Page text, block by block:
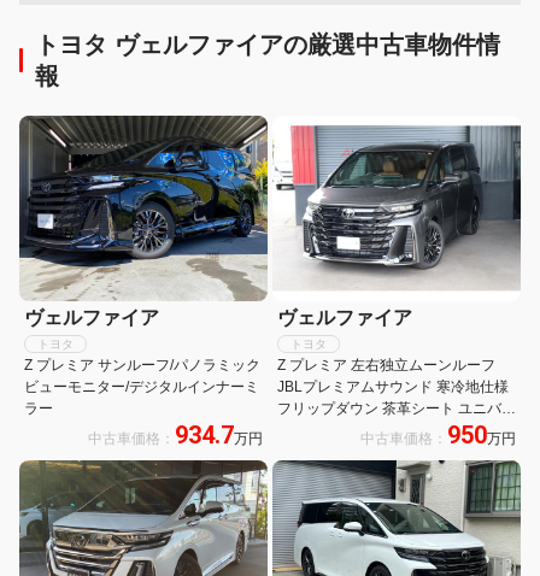
トヨタ ヴェルファイアの厳選中古車物件情
報
ヴェルファイア
トヨタ
Z プレミア サンルーフ/パノラミック
ビューモニター/デジタルインナーミ
ラー
中古車価格： 934.7万円
ヴェルファイア
トヨタ
Z プレミア 左右独立ムーンルーフ
JBLプレミアムサウンド 寒冷地仕様
フリップダウン 茶革シート ユニバー
サルステップ デジタルミラー ヘッド
全周囲カメラ シートH&C
中古車価格： 950万円